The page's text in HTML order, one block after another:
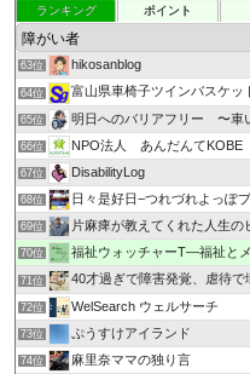
ランキング ポイント
63位 hikosanblog
64位 富山県車椅子ツインバスケッ
65位 明日へのバリアフリー 〜車
66位 NPO法人 あんだんてKOBE
67位 DisabilityLog
68位 日々是好日−つれづれよっぽ
69位 片麻痺が教えてくれた人生の
70位 福祉ウォッチャーT―福祉とメンタル
71位 40才過ぎで障害発覚、虐待で壊
72位 WelSearch ウェルサーチ
73位 ぷうすけアイランド
74位 麻里奈ママの独り言